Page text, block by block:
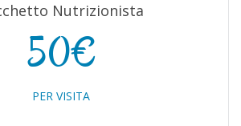
Nutrizionista
50€
PER VISITA